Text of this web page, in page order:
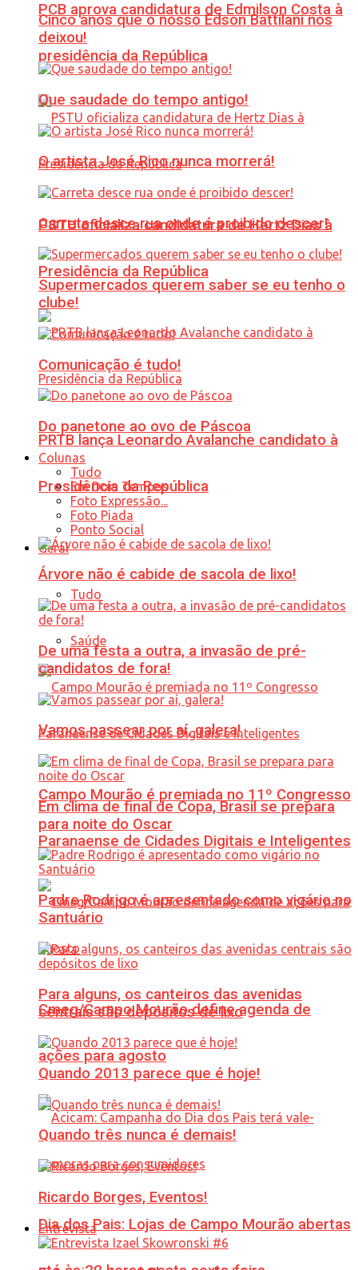
PCB aprova candidatura de Edmilson Costa à
presidência da República
PSTU oficializa candidatura de Hertz Dias à
Presidência da República
PRTB lança Leonardo Avalanche candidato à
Presidência da República
Geral
Tudo
Saúde
Campo Mourão é premiada no 11º Congresso
Paranaense de Cidades Digitais e Inteligentes
Cmeg/Campo Mourão define agenda de
ações para agosto
Dia dos Pais: Lojas de Campo Mourão abertas
Cinco anos que o nosso Edson Battilani nos
deixou!
Que saudade do tempo antigo!
O artista José Rico nunca morrerá!
Carreta desce rua onde é proibido descer!
Supermercados querem saber se eu tenho o
clube!
Comunicação é tudo!
Do panetone ao ovo de Páscoa
Colunas
Tudo
Em Dois Tempos
Foto Expressão...
Foto Piada
Ponto Social
Árvore não é cabide de sacola de lixo!
De uma festa a outra, a invasão de pré-
candidatos de fora!
Vamos passear por aí, galera!
Em clima de final de Copa, Brasil se prepara
para noite do Oscar
Padre Rodrigo é apresentado como vigário no
Santuário
Para alguns, os canteiros das avenidas
centrais são depósitos de lixo
Quando 2013 parece que é hoje!
Quando três nunca é demais!
Ricardo Borges, Eventos!
Entrevista